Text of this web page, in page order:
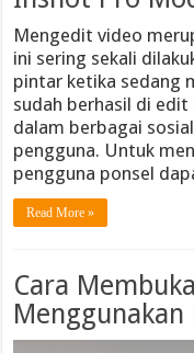
Mengedit video
ini sering sekali
pintar ketika sedang
sudah berhasil di edit
dalam berbagai
pengguna. Untuk
pengguna ponsel
Read More »
Cara